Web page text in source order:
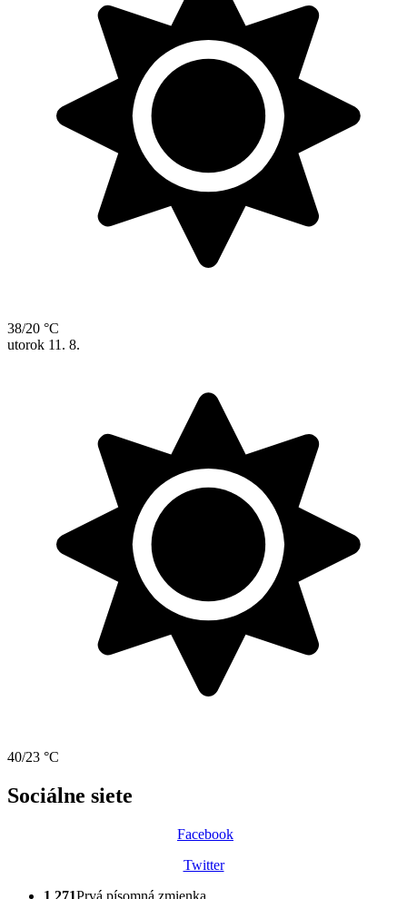
38/20 °C
utorok 11. 8.
40/23 °C
Sociálne siete
Facebook
Twitter